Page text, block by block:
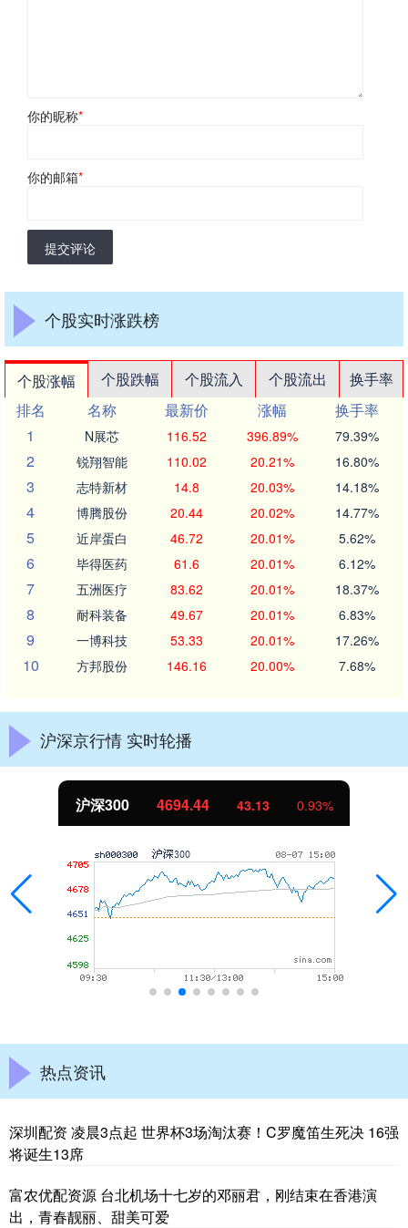
你的昵称*
你的邮箱*
提交评论
个股实时涨跌榜
个股涨幅 个股跌幅 个股流入 个股流出
换手率
排名
名称 最新价 涨幅
换手率
1
N展芯 116.52 396.89% 79.39%
2 锐翔智能 110.02 20.21% 16.80%
3 志特新材 14.8 20.03% 14.18%
4 博腾股份 20.44 20.02% 14.77%
5 近岸蛋白 46.72 20.01% 5.62%
6 毕得医药 61.6 20.01% 6.12%
7 五洲医疗 83.62 20.01% 18.37%
8 耐科装备 49.67 20.01% 6.83%
9 一博科技 53.33 20.01% 17.26%
10 方邦股份 146.16 20.00% 7.68%
沪深京行情 实时轮播
北证50 1134.24 11.37 1.01%
热点资讯
深圳配资 凌晨3点起 世界杯3场淘汰赛！C罗魔笛生死决 16强
将诞生13席
富农优配资源 台北机场十七岁的邓丽君，刚结束在香港演
出，青春靓丽、甜美可爱